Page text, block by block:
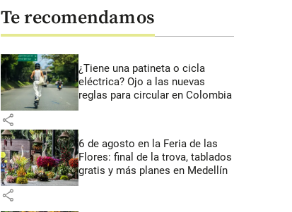
Te recomendamos
¿Tiene una patineta o cicla
eléctrica? Ojo a las nuevas
reglas para circular en Colombia
share
6 de agosto en la Feria de las
Flores: final de la trova, tablados
gratis y más planes en Medellín
share